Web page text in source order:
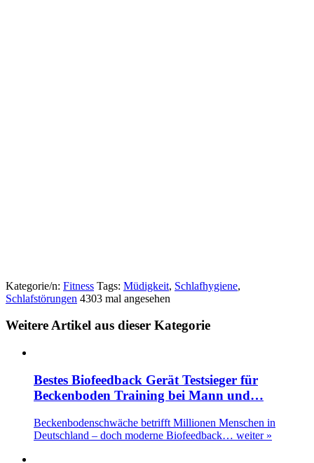
Kategorie/n: Fitness Tags: Müdigkeit, Schlafhygiene,
Schlafstörungen 4303 mal angesehen
Weitere Artikel aus dieser Kategorie
Bestes Biofeedback Gerät Testsieger für
Beckenboden Training bei Mann und…
Beckenbodenschwäche betrifft Millionen Menschen in
Deutschland – doch moderne Biofeedback… weiter »